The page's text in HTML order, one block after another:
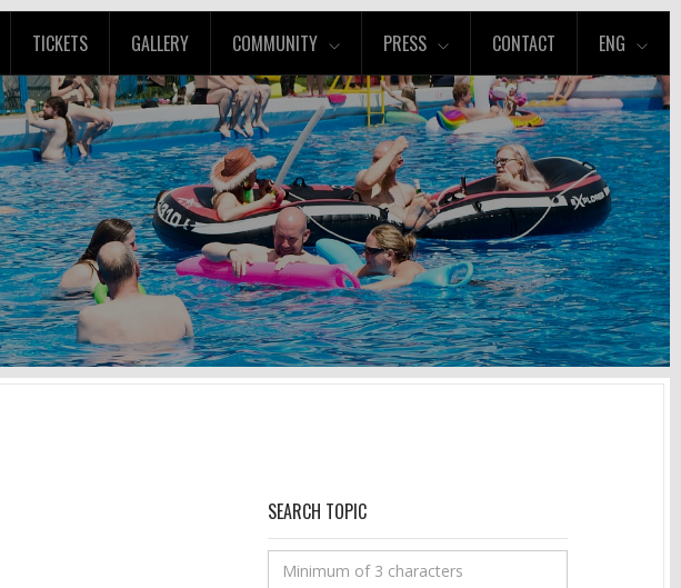
TICKETS GALLERY COMMUNITY PRESS CONTACT ENG
SEARCH TOPIC